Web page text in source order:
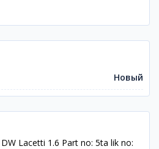
Новый
Lacetti 1.6 Part no: 5ta lik no: